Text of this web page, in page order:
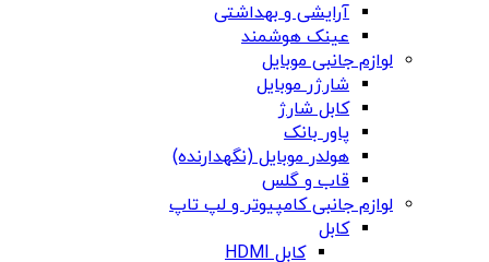
آرایشی و بهداشتی
عینک هوشمند
لوازم جانبی موبایل
شارژر موبایل
کابل شارژ
پاور بانک
هولدر موبایل (نگهدارنده)
قاب و گلس
لوازم جانبی کامپیوتر و لپ تاپ
کابل
کابل HDMI